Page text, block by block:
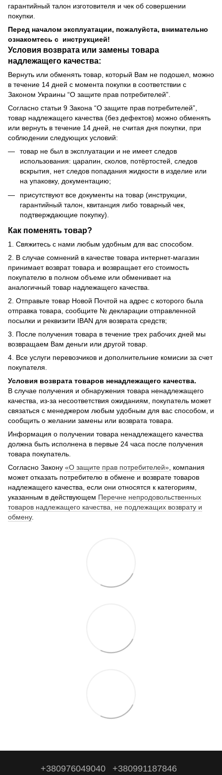
гарантийный талон изготовителя и чек об совершении
покупки.
Перед началом эксплуатации, пожалуйста, внимательно
ознакомтесь с инструкцией!
Условия возврата или замены товара
надлежащего качества:
Вернуть или обменять товар, который Вам не подошел, можно
в течение 14 дней с момента покупки в соответствии с
Законом Украины “О защите прав потребителей”.
Согласно статьи 9 Закона “О защите прав потребителей”,
товар надлежащего качества (без дефектов) можно обменять
или вернуть в течение 14 дней, не считая дня покупки, при
соблюдении следующих условий:
товар не был в эксплуатации и не имеет следов
использования: царапин, сколов, потёртостей, следов
вскрытия, нет следов попадания жидкости в изделие или
на упаковку, документацию;
присутствуют все документы на товар (инструкции,
гарантийный талон, квитанция либо товарный чек,
подтверждающие покупку).
Как поменять товар?
1. Свяжитесь с нами любым удобным для вас способом.
2. В случае сомнений в качестве товара интернет-магазин
принимает возврат товара и возвращает его стоимость
покупателю в полном объеме или обменивает на
аналогичный товар надлежащего качества.
2. Отправьте товар Новой Почтой на адрес с которого была
отправка товара, сообщите № декларации отправленной
посылки и реквизити IBAN для возврата средств;
3. После получения товара в течение трех рабочих дней мы
возвращаем Вам деньги или другой товар.
4. Все услуги перевозчиков и дополнительние комисии за счет
покупателя.
Условия возврата товаров ненадлежащего качества.
В случае получения и обнаружения товара ненадлежащего
качества, из-за несоответствия ожиданиям, покупатель может
связаться с менеджером любым удобным для вас способом, и
сообщить о желании замены или возврата товара.
Информация о получении товара ненадлежащего качества
должна быть исполнена в первые 24 часа после получения
товара покупатель.
Согласно Закону «О защите прав потребителей» , компания
может отказать потребителю в обмене и возврате товаров
надлежащего качества, если они относятся к категориям,
указанным в действующем Перечне непродовольственных
товаров надлежащего качества, не подлежащих возврату и
обмену.
+380976049040 +380991187846